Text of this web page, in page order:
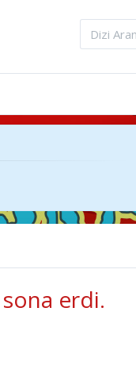
erdi.